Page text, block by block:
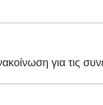
για τις